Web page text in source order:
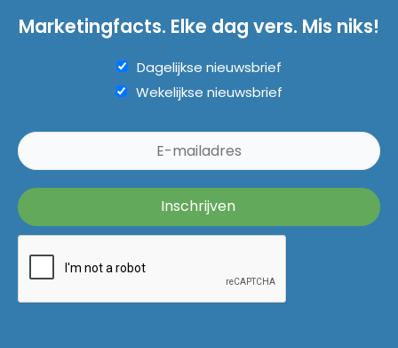
Marketingfacts. Elke dag vers. Mis niks!
Dagelijkse nieuwsbrief
Wekelijkse nieuwsbrief